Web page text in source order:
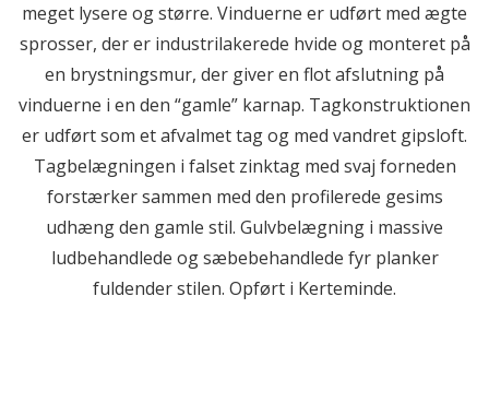
meget lysere og større. Vinduerne er udført med ægte
sprosser, der er industrilakerede hvide og monteret på
en brystningsmur, der giver en flot afslutning på
vinduerne i en den “gamle” karnap. Tagkonstruktionen
er udført som et afvalmet tag og med vandret gipsloft.
Tagbelægningen i falset zinktag med svaj forneden
forstærker sammen med den profilerede gesims
udhæng den gamle stil. Gulvbelægning i massive
ludbehandlede og sæbebehandlede fyr planker
fuldender stilen. Opført i Kerteminde.